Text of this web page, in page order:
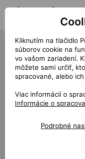
Hľadať pozíciu
Business
« späť
Miesto
Start (dĺžka)
7/2025
Home office
60%
Kliknutím na tlačidlo
súborov cookie na
vo vašom zariadení.
môžete sami určiť,
spracované, alebo
Viac informácií o
Informácie o
Podrobné